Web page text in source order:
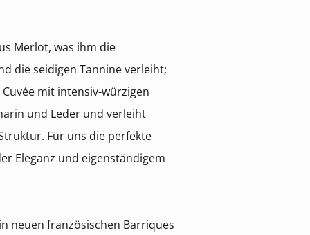
Merlot, was ihm die
die seidigen Tannine verleiht;
mit intensiv-würzigen
und Leder und verleiht
Für uns die perfekte
Eleganz und eigenständigem
neuen französischen Barriques